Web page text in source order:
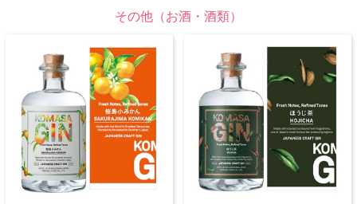
その他（お酒・酒類）